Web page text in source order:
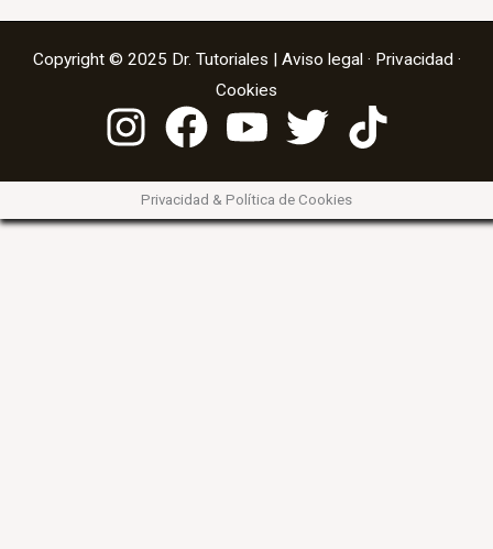
Copyright © 2025 Dr. Tutoriales | Aviso legal· Privacidad·
Cookies
Privacidad & Política de Cookies